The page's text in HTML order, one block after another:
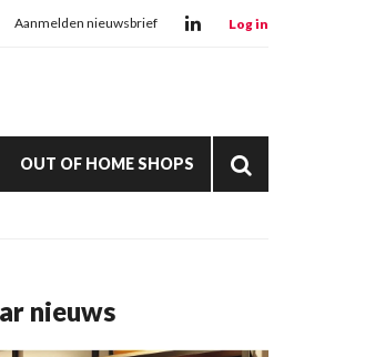
Aanmelden nieuwsbrief Log in
OUT OF HOME SHOPS
nieuws